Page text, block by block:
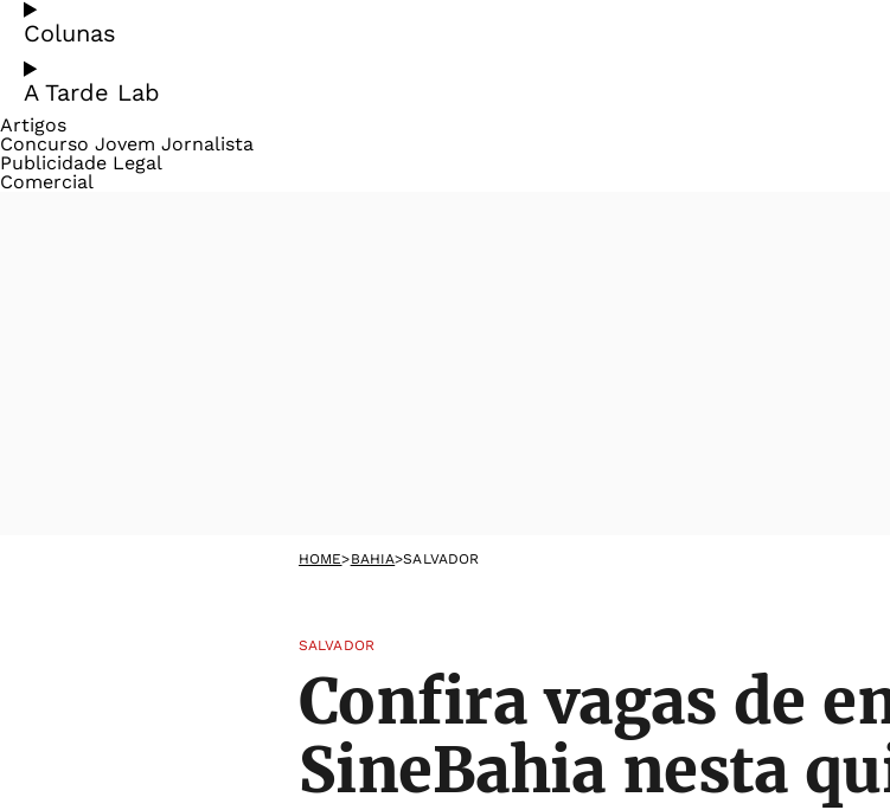
Colunas
A Tarde Lab
Artigos
Concurso Jovem Jornalista
Publicidade Legal
Comercial
HOME>BAHIA>SALVADOR
SALVADOR
Confira vagas de
SineBahia nesta